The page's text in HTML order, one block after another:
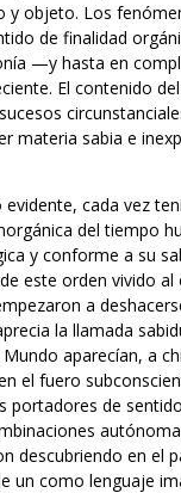
y objeto. Los
de finalidad
—y hasta en
El contenido
materia sabia e
cada vez
del tiempo
y conforme a su
este orden vivido al
a
la llamada
aparecían, a
el fuero
portadores de
descubriendo en el
un como lenguaje